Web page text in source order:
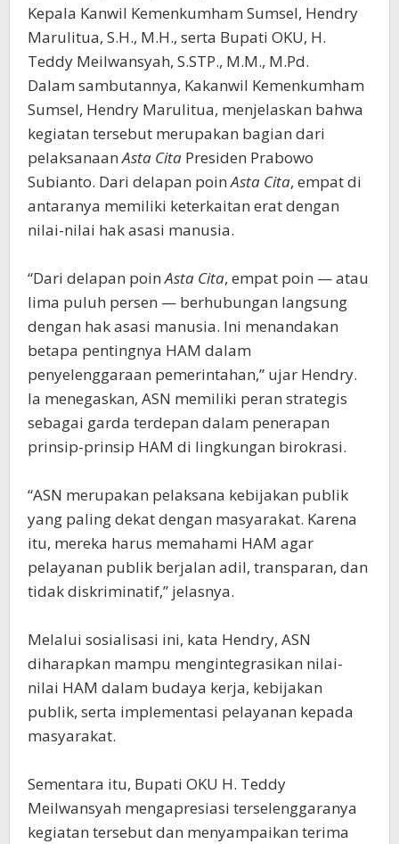
Kepala Kanwil Kemenkumham Sumsel, Hendry
Marulitua, S.H., M.H., serta Bupati OKU, H.
Teddy Meilwansyah, S.STP., M.M., M.Pd.
Dalam sambutannya, Kakanwil Kemenkumham
Sumsel, Hendry Marulitua, menjelaskan bahwa
kegiatan tersebut merupakan bagian dari
pelaksanaanAsta Cita Presiden Prabowo
Subianto. Dari delapan poinAsta Cita, empat di
antaranya memiliki keterkaitan erat dengan
nilai-nilai hak asasi manusia.
“Dari delapan poinAsta Cita, empat poin — atau
lima puluh persen — berhubungan langsung
dengan hak asasi manusia. Ini menandakan
betapa pentingnya HAM dalam
penyelenggaraan pemerintahan,” ujar Hendry.
Ia menegaskan, ASN memiliki peran strategis
sebagai garda terdepan dalam penerapan
prinsip-prinsip HAM di lingkungan birokrasi.
“ASN merupakan pelaksana kebijakan publik
yang paling dekat dengan masyarakat. Karena
itu, mereka harus memahami HAM agar
pelayanan publik berjalan adil, transparan, dan
tidak diskriminatif,” jelasnya.
Melalui sosialisasi ini, kata Hendry, ASN
diharapkan mampu mengintegrasikan nilai-
nilai HAM dalam budaya kerja, kebijakan
publik, serta implementasi pelayanan kepada
masyarakat.
Sementara itu, Bupati OKU H. Teddy
Meilwansyah mengapresiasi terselenggaranya
kegiatan tersebut dan menyampaikan terima